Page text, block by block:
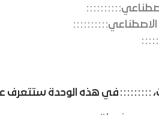
الاصطناعي
في هذه الوحدة ستتعرف